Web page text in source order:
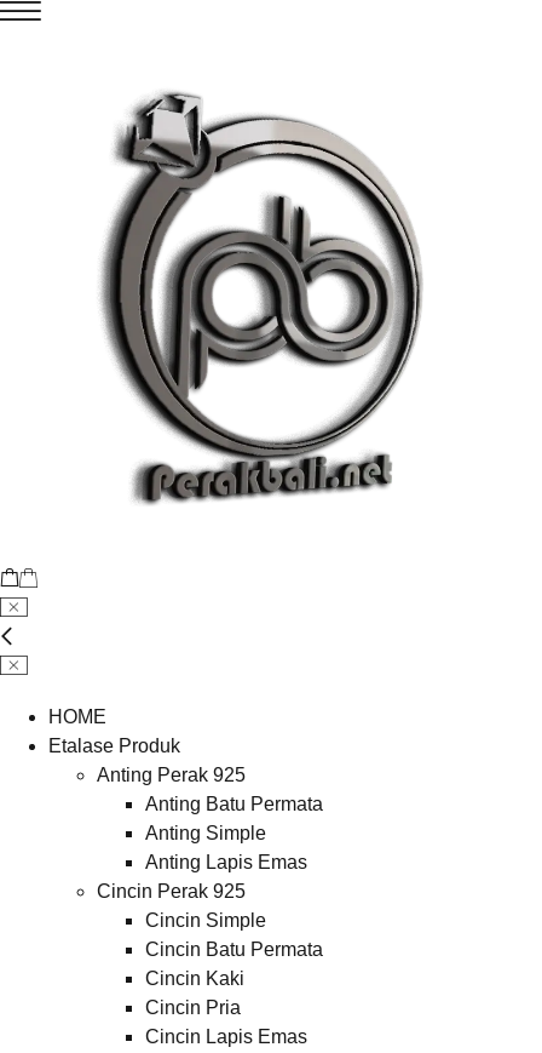
HOME
Etalase Produk
Anting Perak 925
Anting Batu Permata
Anting Simple
Anting Lapis Emas
Cincin Perak 925
Cincin Simple
Cincin Batu Permata
Cincin Kaki
Cincin Pria
Cincin Lapis Emas